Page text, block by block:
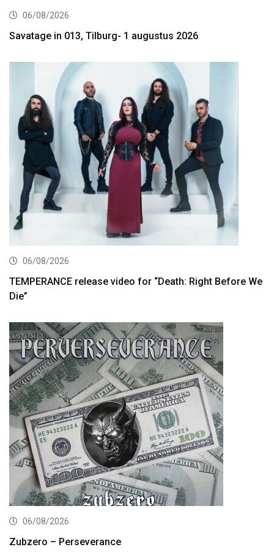
06/08/2026
Savatage in 013, Tilburg- 1 augustus 2026
06/08/2026
TEMPERANCE release video for “Death: Right Before We
Die”
06/08/2026
Zubzero – Perseverance